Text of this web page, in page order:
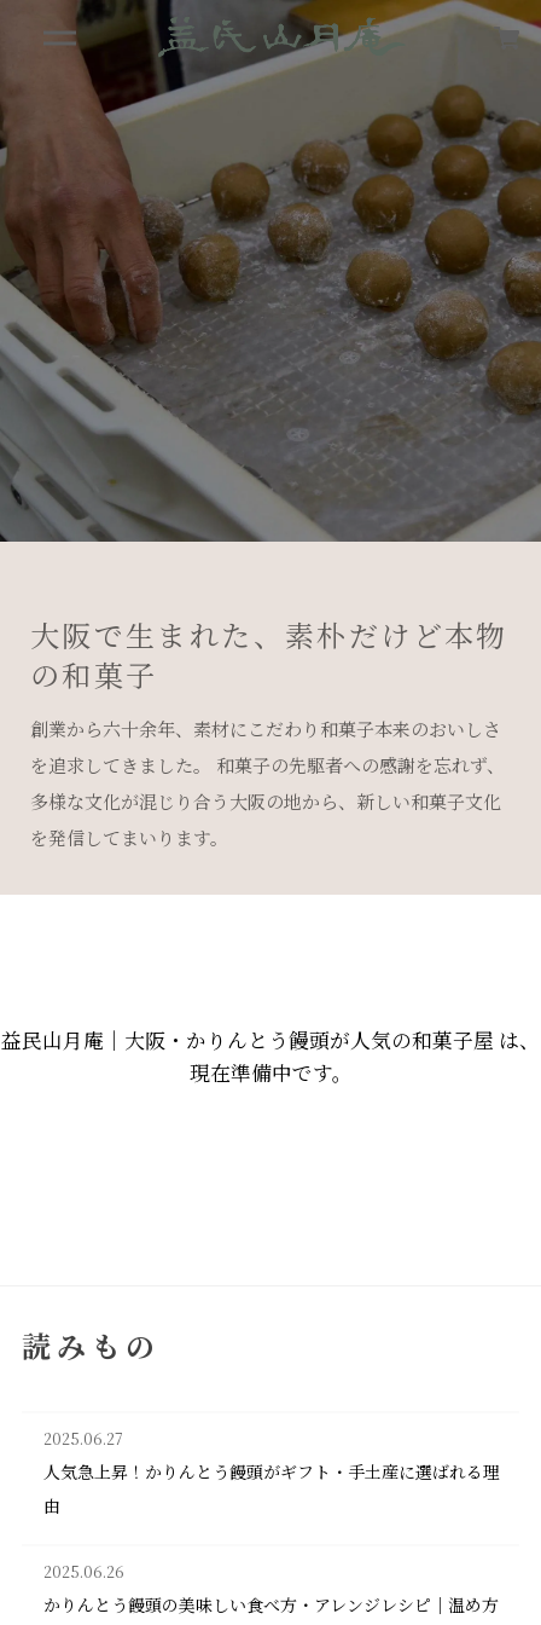
大阪で生まれた、素朴だけど本物
の和菓子
創業から六十余年、素材にこだわり和菓子本来のおいしさ
を追求してきました。 和菓子の先駆者への感謝を忘れず、
多様な文化が混じり合う大阪の地から、新しい和菓子文化
を発信してまいります。
益民山月庵｜大阪・かりんとう饅頭が人気の和菓子屋 は、
現在準備中です。
読みもの
2025.06.27
人気急上昇！かりんとう饅頭がギフト・手土産に選ばれる理
由
2025.06.26
かりんとう饅頭の美味しい食べ方・アレンジレシピ｜温め方